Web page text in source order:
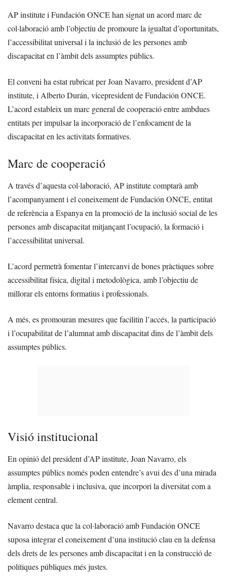
AP institute i Fundación ONCE han signat un acord marc de
col·laboració amb l’objectiu de promoure la igualtat d’oportunitats,
l’accessibilitat universal i la inclusió de les persones amb
discapacitat en l’àmbit dels assumptes públics.
El conveni ha estat rubricat per Joan Navarro, president d’AP
institute, i Alberto Durán, vicepresident de Fundación ONCE.
L’acord estableix un marc general de cooperació entre ambdues
entitats per impulsar la incorporació de l’enfocament de la
discapacitat en les activitats formatives.
Marc de cooperació
A través d’aquesta col·laboració, AP institute comptarà amb
l’acompanyament i el coneixement de Fundación ONCE, entitat
de referència a Espanya en la promoció de la inclusió social de les
persones amb discapacitat mitjançant l’ocupació, la formació i
l’accessibilitat universal.
L’acord permetrà fomentar l’intercanvi de bones pràctiques sobre
accessibilitat física, digital i metodològica, amb l’objectiu de
millorar els entorns formatius i professionals.
A més, es promouran mesures que facilitin l’accés, la participació
i l’ocupabilitat de l’alumnat amb discapacitat dins de l’àmbit dels
assumptes públics.
Visió institucional
En opinió del president d’AP institute, Joan Navarro, els
assumptes públics només poden entendre’s avui des d’una mirada
àmplia, responsable i inclusiva, que incorpori la diversitat com a
element central.
Navarro destaca que la col·laboració amb Fundación ONCE
suposa integrar el coneixement d’una institució clau en la defensa
dels drets de les persones amb discapacitat i en la construcció de
polítiques públiques més justes.